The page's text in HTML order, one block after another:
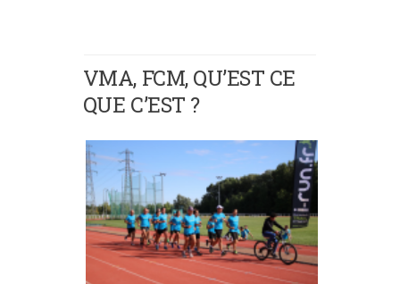
VMA, FCM, QU’EST CE
QUE C’EST ?